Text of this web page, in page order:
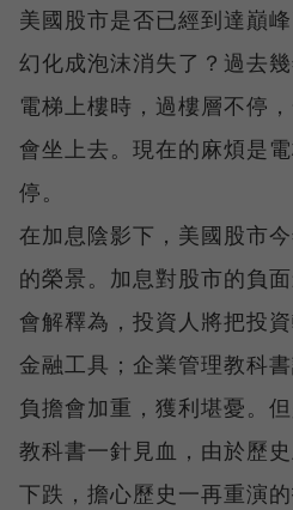
美國股市是否已經到達巔
幻化成泡沫消失了？過去
電梯上樓時，過樓層不停
會坐上去。現在的麻煩是
停。
在加息陰影下，美國股市
的榮景。加息對股市的負
會解釋為，投資人將把投
金融工具；企業管理教科
負擔會加重，獲利堪憂。
教科書一針見血，由於歷
下跌，擔心歷史一再重演